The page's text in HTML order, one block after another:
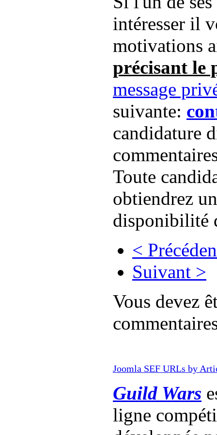
intéresser il
motivations
précisant le
message
suivante:
candidature
Toute
obtiendrez
disponibilité
<
Suivant >
Vous devez
Joomla SEF URLs by
Guild Wars
ligne